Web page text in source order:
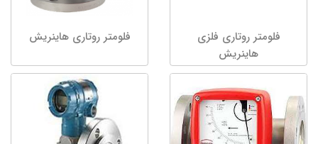
فلومتر روتاری فلزی
هاینریش
فلومتر روتاری هاینریش